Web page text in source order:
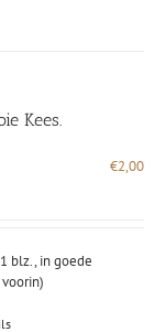
Kees.
€2,00
blz., in goede